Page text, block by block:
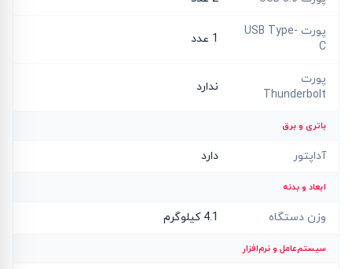
پورت USB Type-
C
1 عدد
پورت
Thunderbolt
ندارد
باتری و برق
آداپتور دارد
ابعاد و بدنه
وزن دستگاه 4.1 کیلوگرم
سیستم‌عامل و نرم‌افزار